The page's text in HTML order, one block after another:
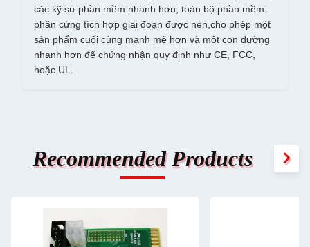
các kỹ sư phần mềm nhanh hơn, toàn bộ phần mềm-
phần cứng tích hợp giai đoạn được nén,cho phép một
sản phẩm cuối cùng mạnh mẽ hơn và một con đường
nhanh hơn để chứng nhận quy định như CE, FCC,
hoặc UL.
Recommended Products